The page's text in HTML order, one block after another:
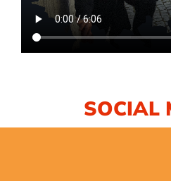
SOCIAL